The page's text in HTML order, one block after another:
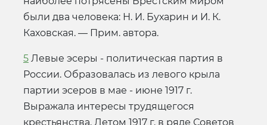
были два человека: Н. И. Бухарин и И. К.
Каховская. — Прим. автора.
5 Левые эсеры - политическая партия в
России. Образовалась из левого крыла
партии эсеров в мае - июне 1917 г.
Выражала интересы трудящегося
крестьянства. Летом 1917 г. в ряде Советов